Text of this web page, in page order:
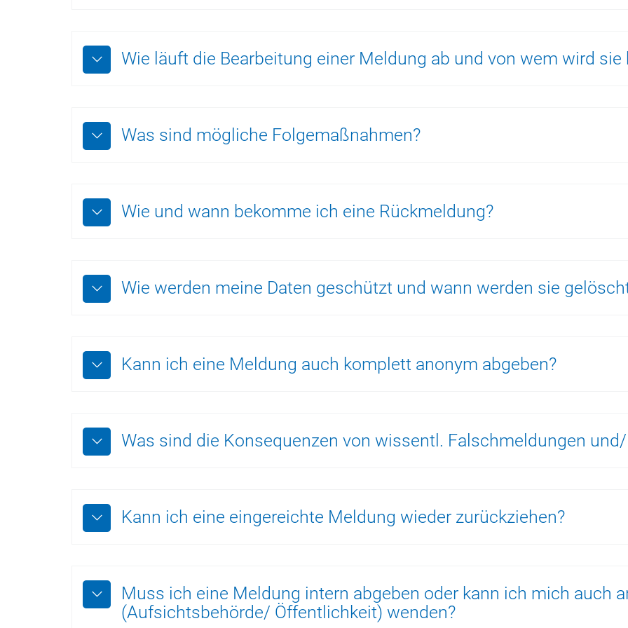
Wie läuft die Bearbeitung einer Meldung ab und von wem wird sie
Was sind mögliche Folgemaßnahmen?
Wie und wann bekomme ich eine Rückmeldung?
Wie werden meine Daten geschützt und wann werden sie
Kann ich eine Meldung auch komplett anonym abgeben?
Was sind die Konsequenzen von wissentl. Falschmeldungen
Kann ich eine eingereichte Meldung wieder zurückziehen?
Muss ich eine Meldung intern abgeben oder kann ich mich auch
(Aufsichtsbehörde/ Öffentlichkeit) wenden?